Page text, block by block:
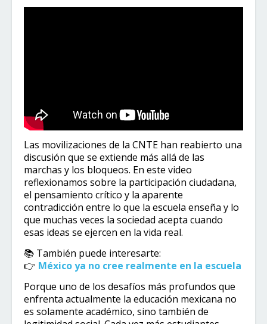
Las movilizaciones de la CNTE han reabierto una
discusión que se extiende más allá de las
marchas y los bloqueos. En este video
reflexionamos sobre la participación ciudadana,
el pensamiento crítico y la aparente
contradicción entre lo que la escuela enseña y lo
que muchas veces la sociedad acepta cuando
esas ideas se ejercen en la vida real.
📚 También puede interesarte:
👉 México ya no cree realmente en la escuela
Porque uno de los desafíos más profundos que
enfrenta actualmente la educación mexicana no
es solamente académico, sino también de